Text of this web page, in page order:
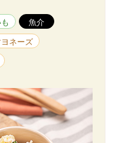
魚介
ヨネーズ